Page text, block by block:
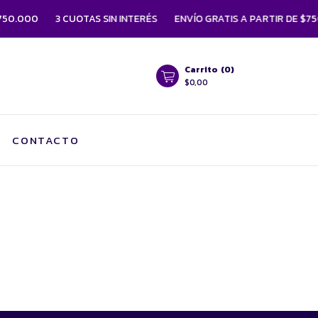
3 CUOTAS SIN INTERÉS ENVÍO GRATIS A PARTIR DE
Carrito (0)
$0,00
CONTACTO